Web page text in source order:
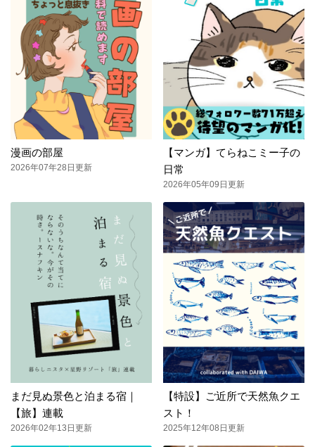
漫画の部屋
2026年07年28日更新
【マンガ】てらねこミー子の
日常
2026年05年09日更新
まだ見ぬ景色と泊まる宿｜
【旅】連載
2026年02年13日更新
【特設】ご近所で天然魚クエ
スト！
2025年12年08日更新